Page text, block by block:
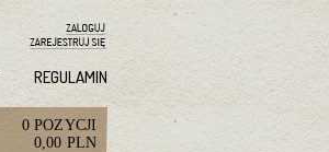
REGULAMIN
0 POZYCJI
0,00 PLN